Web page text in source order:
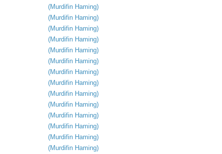
(Murdifin Haming)
(Murdifin Haming)
(Murdifin Haming)
(Murdifin Haming)
(Murdifin Haming)
(Murdifin Haming)
(Murdifin Haming)
(Murdifin Haming)
(Murdifin Haming)
(Murdifin Haming)
(Murdifin Haming)
(Murdifin Haming)
(Murdifin Haming)
(Murdifin Haming)